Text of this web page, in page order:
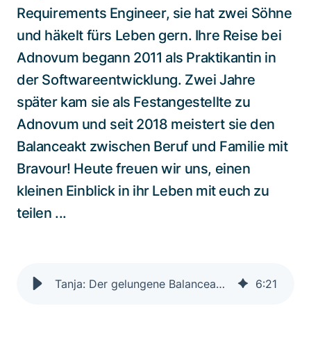
Requirements Engineer, sie hat zwei Söhne
und häkelt fürs Leben gern. Ihre Reise bei
Adnovum begann 2011 als Praktikantin in
der Softwareentwicklung. Zwei Jahre
später kam sie als Festangestellte zu
Adnovum und seit 2018 meistert sie den
Balanceakt zwischen Beruf und Familie mit
Bravour! Heute freuen wir uns, einen
kleinen Einblick in ihr Leben mit euch zu
teilen ...
Tanja: Der gelungene Balanceakt zwischen Beruf und Familie 6:21